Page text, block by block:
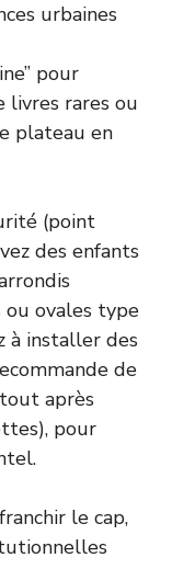
urbaines
pour
livres rares ou
plateau en
(point
des enfants
ou ovales type
à installer des
de
après
pour
le cap,